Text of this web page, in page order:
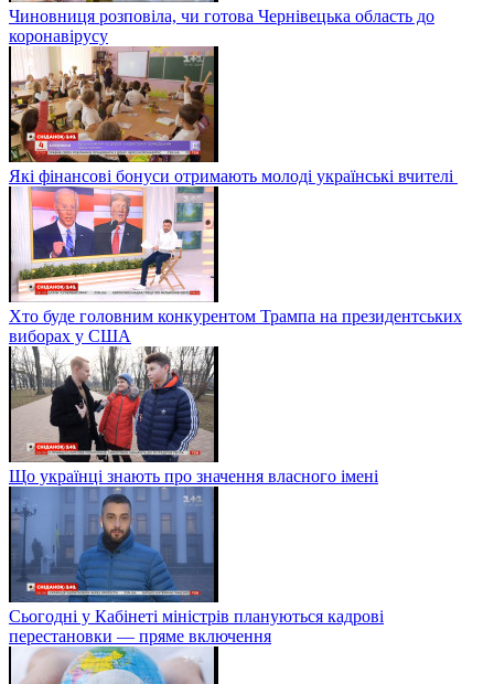
Чиновниця розповіла, чи готова Чернівецька область до
коронавірусу
Які фінансові бонуси отримають молоді українські вчителі
Хто буде головним конкурентом Трампа на президентських
виборах у США
Що українці знають про значення власного імені
Сьогодні у Кабінеті міністрів плануються кадрові
перестановки — пряме включення